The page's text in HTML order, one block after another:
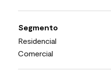
Segmento
Residencial
Comercial